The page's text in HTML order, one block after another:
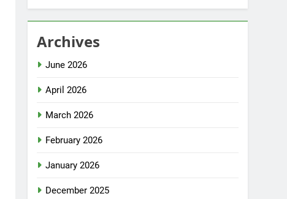
Archives
June 2026
April 2026
March 2026
February 2026
January 2026
December 2025